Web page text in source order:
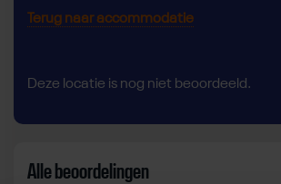
Terug naar accommodatie
Deze locatie is nog niet beoordeeld.
Alle beoordelingen